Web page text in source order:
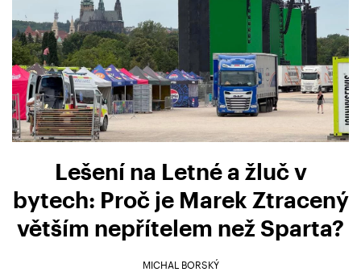
Lešení na Letné a žluč v
bytech: Proč je Marek Ztracený
větším nepřítelem než Sparta?
MICHAL BORSKÝ